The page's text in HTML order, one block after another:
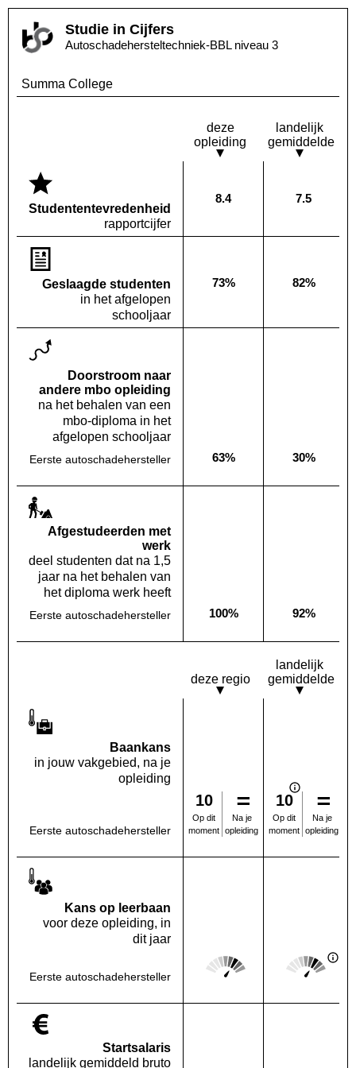
Studie in Cijfers
Autoschadehersteltechniek-BBL niveau 3
Summa College
deze
opleiding
landelijk
gemiddelde
Studenten­tevredenheid
rapportcijfer
Deze opleiding:
8.4 Landelijk
7.5
Geslaagde studenten
in het afgelopen
schooljaar
Deze opleiding:
73% Landelijk
82%
Doorstroom naar
andere mbo opleiding
na het behalen van een
mbo-diploma in het
afgelopen schooljaar
Eerste autoschadehersteller Deze opleiding:
63% Landelijk
30%
Af­gestudeerden met
werk
deel studenten dat na 1,5
jaar na het behalen van
het diploma werk heeft
Eerste autoschadehersteller Deze opleiding:
100% Landelijk
92%
deze regio
landelijk
gemiddelde
Baankans
in jouw vakgebied, na je
opleiding
Eerste autoschadehersteller
10
Op dit
moment
Na je
opleiding
10
Op dit
moment
Na je
opleiding
Kans op leerbaan
voor deze opleiding, in
dit jaar
Eerste autoschadehersteller Deze regio:
Score: 4 van 5
Landelijk
Score: 4 van
Startsalaris
landelijk gemiddeld bruto